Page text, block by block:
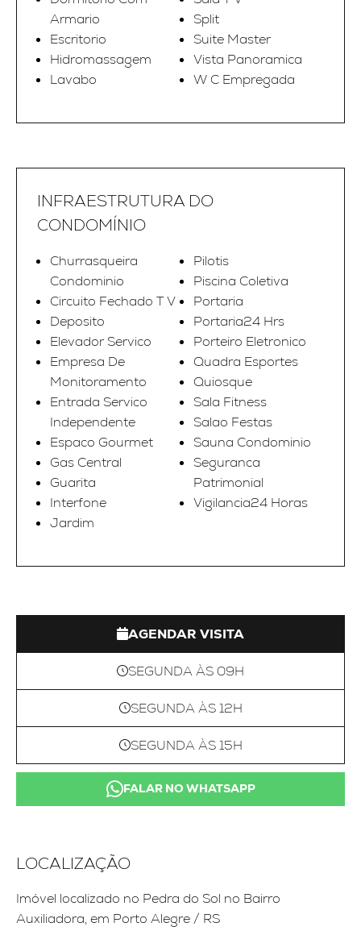
Armario
Escritorio
Hidromassagem
Lavabo
Split
Suite Master
Vista Panoramica
W C Empregada
INFRAESTRUTURA DO
CONDOMÍNIO
Churrasqueira
Condominio
Circuito Fechado T V
Deposito
Elevador Servico
Empresa De
Monitoramento
Entrada Servico
Independente
Espaco Gourmet
Gas Central
Guarita
Interfone
Jardim
Pilotis
Piscina Coletiva
Portaria
Portaria24 Hrs
Porteiro Eletronico
Quadra Esportes
Quiosque
Sala Fitness
Salao Festas
Sauna Condominio
Seguranca
Patrimonial
Vigilancia24 Horas
AGENDAR VISITA
SEGUNDA ÀS 09H
SEGUNDA ÀS 12H
SEGUNDA ÀS 15H
FALAR NO WHATSAPP
LOCALIZAÇÃO
Imóvel localizado no Pedra do Sol no Bairro
Auxiliadora, em Porto Alegre / RS